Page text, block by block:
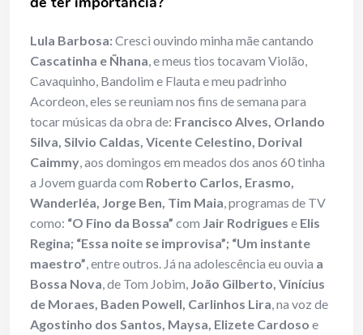
Lula Barbosa:Cresci ouvindo minha mãe cantando
Cascatinha e Ñhana, e meus tios tocavam Violão,
Cavaquinho, Bandolim e Flauta e meu padrinho
Acordeon, eles se reuniam nos fins de semana para
tocar músicas da obra de: Francisco Alves, Orlando
Silva, Silvio Caldas, Vicente Celestino, Dorival
Caimmy, aos domingos em meados dos anos 60 tinha
a Jovem guarda com Roberto Carlos, Erasmo,
Wanderléa, Jorge Ben, Tim Maia, programas de TV
como: “O Fino da Bossa” com Jair Rodrigues e Elis
Regina; “Essa noite se improvisa”; “Um instante
maestro”, entre outros. Já na adolescência eu ouvia a
Bossa Nova, de Tom Jobim, João Gilberto, Vinícius
de Moraes, Baden Powell, Carlinhos Lira, na voz de
Agostinho dos Santos, Maysa, Elizete Cardoso e